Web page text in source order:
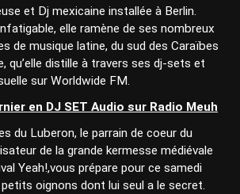
et Dj mexicaine installée à Berlin.
elle ramène de ses nombreux
de musique latine, du sud des Caraïbes
qu’elle distille à travers ses dj-sets et
sur Worldwide FM.
en DJ SET Audio sur Radio Meuh
du Luberon, le parrain de coeur du
de la grande kermesse médiévale
Yeah!,vous prépare pour ce samedi
oignons dont lui seul a le secret.